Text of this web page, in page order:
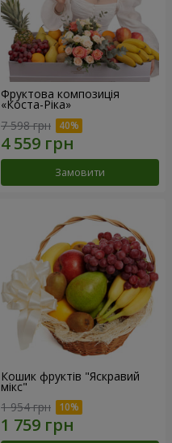
Фруктова композиція
«Коста-Ріка»
7 598 грн
Замовити
Кошик фруктів "Яскравий
мікс"
1 954 грн